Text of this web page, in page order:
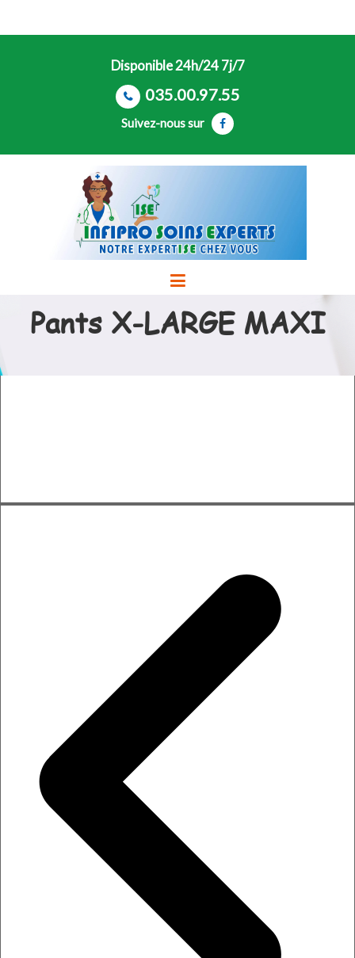
Disponible 24h/24 7j/7
035.00.97.55
Suivez-nous sur
Pants X-LARGE MAXI